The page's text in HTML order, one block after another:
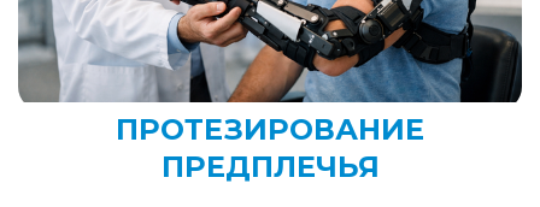
ПРОТЕЗИРОВАНИЕ
ПРЕДПЛЕЧЬЯ